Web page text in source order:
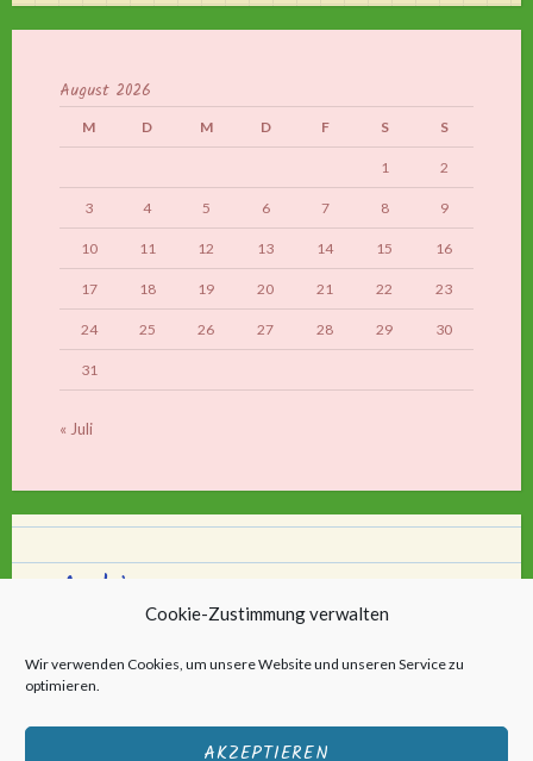
Cookie-Zustimmung verwalten
Wir verwenden Cookies, um unsere Website und unseren Service zu
optimieren.
AKZEPTIEREN
August 2026
M D M D F S S
1 2
3 4 5 6 7 8 9
10 11 12 13 14 15 16
17 18 19 20 21 22 23
24 25 26 27 28 29 30
31
« Juli
Archiv